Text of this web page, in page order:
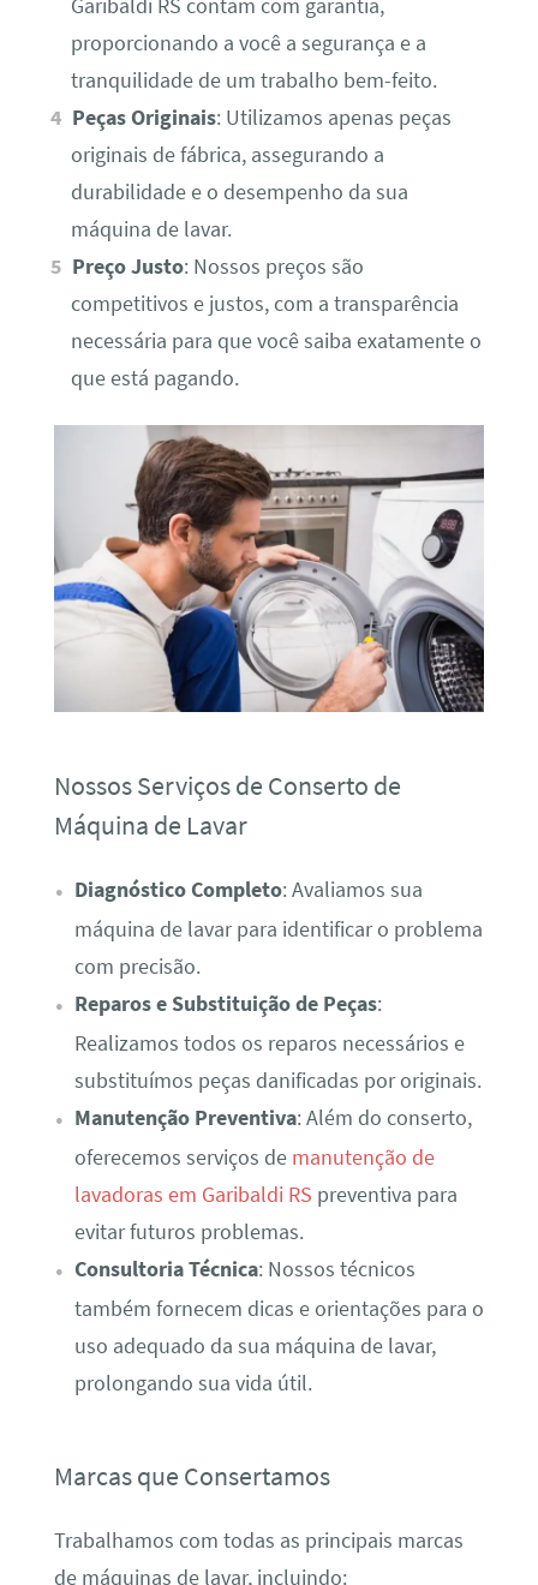
Garibaldi RS contam com garantia,
proporcionando a você a segurança e a
tranquilidade de um trabalho bem-feito.
Peças Originais: Utilizamos apenas peças
originais de fábrica, assegurando a
durabilidade e o desempenho da sua
máquina de lavar.
Preço Justo: Nossos preços são
competitivos e justos, com a transparência
necessária para que você saiba exatamente o
que está pagando.
Nossos Serviços de Conserto de
Máquina de Lavar
Diagnóstico Completo: Avaliamos sua
máquina de lavar para identificar o problema
com precisão.
Reparos e Substituição de Peças:
Realizamos todos os reparos necessários e
substituímos peças danificadas por originais.
Manutenção Preventiva: Além do conserto,
oferecemos serviços de manutenção de
lavadoras em Garibaldi RS preventiva para
evitar futuros problemas.
Consultoria Técnica: Nossos técnicos
também fornecem dicas e orientações para o
uso adequado da sua máquina de lavar,
prolongando sua vida útil.
Marcas que Consertamos
Trabalhamos com todas as principais marcas
de máquinas de lavar, incluindo: